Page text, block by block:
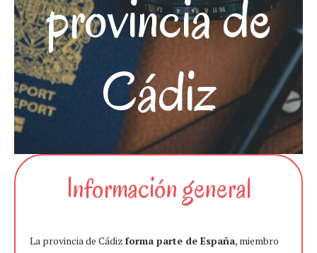
provincia de
Cádiz
Información general
La provincia de Cádiz forma parte de España, miembro